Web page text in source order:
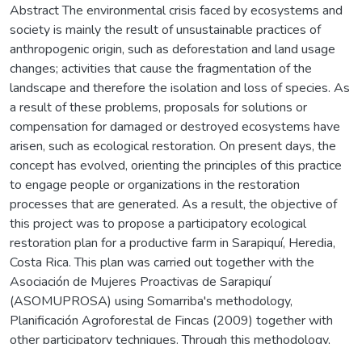
Abstract The environmental crisis faced by ecosystems and
society is mainly the result of unsustainable practices of
anthropogenic origin, such as deforestation and land usage
changes; activities that cause the fragmentation of the
landscape and therefore the isolation and loss of species. As
a result of these problems, proposals for solutions or
compensation for damaged or destroyed ecosystems have
arisen, such as ecological restoration. On present days, the
concept has evolved, orienting the principles of this practice
to engage people or organizations in the restoration
processes that are generated. As a result, the objective of
this project was to propose a participatory ecological
restoration plan for a productive farm in Sarapiquí, Heredia,
Costa Rica. This plan was carried out together with the
Asociación de Mujeres Proactivas de Sarapiquí
(ASOMUPROSA) using Somarriba's methodology,
Planificación Agroforestal de Fincas (2009) together with
other participatory techniques. Through this methodology,